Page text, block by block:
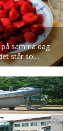
samma dag
står sol...